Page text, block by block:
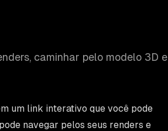
caminhar pelo modelo 3D e
um link interativo que você pode
navegar pelos seus renders e